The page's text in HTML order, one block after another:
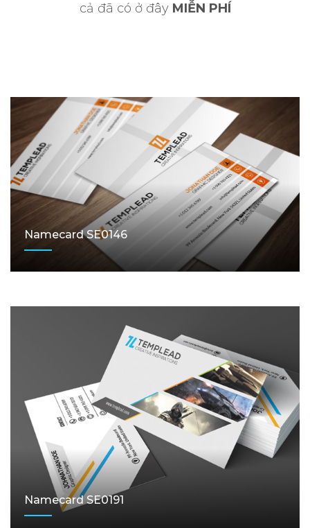
cả đã có ở đây MIỄN PHÍ
Namecard SE0146
Namecard SE0191